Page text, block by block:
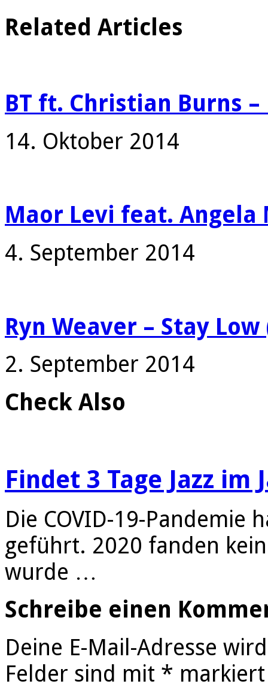
Related Articles
BT ft. Christian Burns
14. Oktober 2014
Maor Levi feat. Angela
4. September 2014
Ryn Weaver – Stay
2. September 2014
Check Also
Findet 3 Tage Jazz im
Die COVID-19-Pandemie
geführt. 2020 fanden
wurde …
Schreibe einen
Deine E-Mail-Adresse
Felder sind mit * markiert